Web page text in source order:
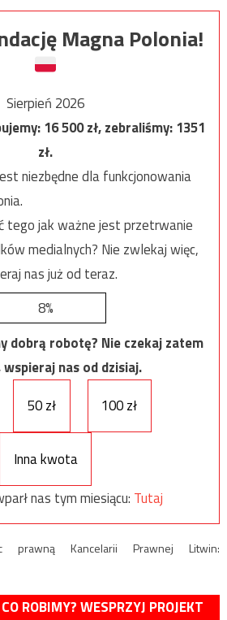
Magna Polonia!
Sierpień 2026
16 500zł, zebraliśmy:1351
zł.
niezbędne dla funkcjonowania
tego jak ważne jest przetrwanie
medialnych? Nie zwlekaj więc,
nas już od teraz.
8%
dobrą robotę? Nie czekaj zatem
nas od dzisiaj.
50 zł 100 zł
Inna kwota
nas tym miesiącu: Tutaj
prawną Kancelarii Prawnej Litwin:
ROBIMY? WESPRZYJ PROJEKT